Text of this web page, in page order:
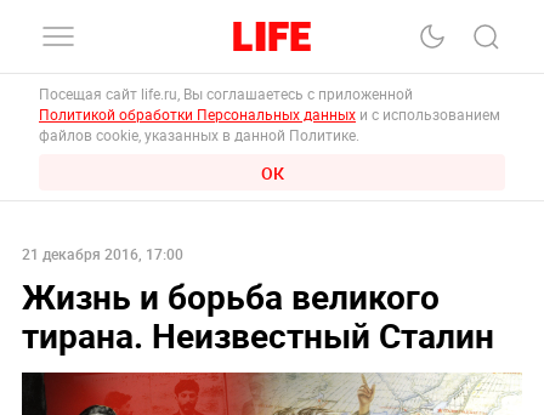
Посещая сайт life.ru, Вы соглашаетесь с приложенной
Политикой обработки Персональных данных и с использованием
файлов cookie, указанных в данной Политике.
ОК
21 декабря 2016, 17:00
Жизнь и борьба великого
тирана. Неизвестный Сталин